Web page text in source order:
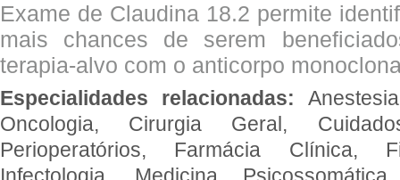
Exame de Claudina 18.2 permite
mais chances de serem
terapia-alvo com o anticorpo
Especialidades relacionadas:
Oncologia, Cirurgia Geral,
Perioperatórios, Farmácia Clínica,